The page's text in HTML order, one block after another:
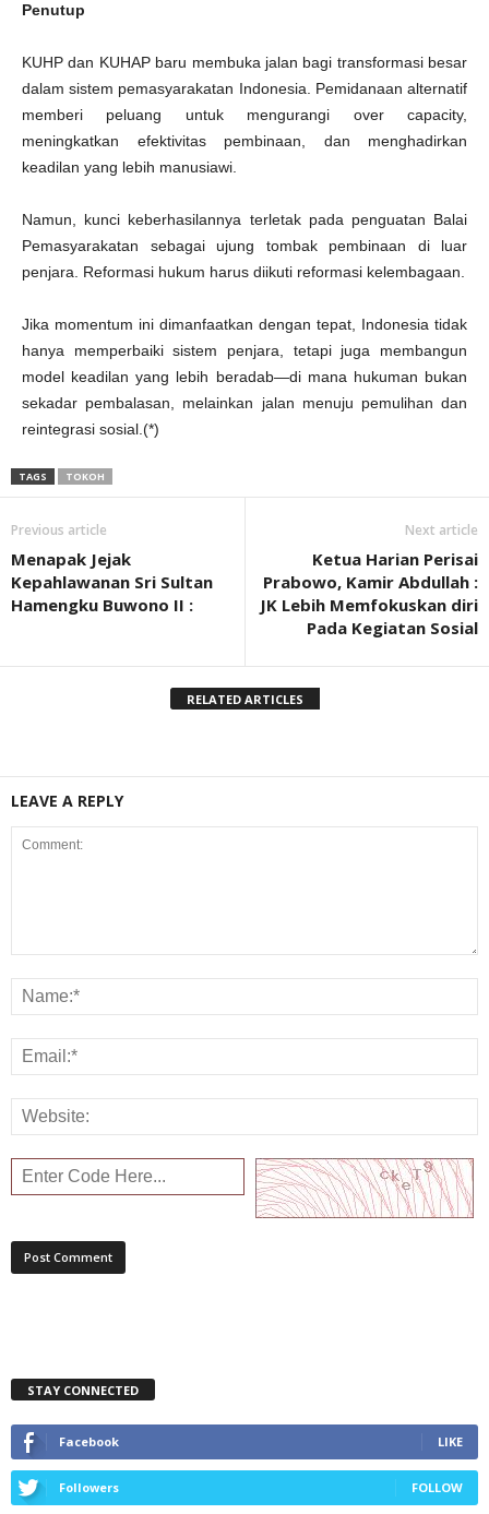
Penutup
KUHP dan KUHAP baru membuka jalan bagi transformasi besar
dalam sistem pemasyarakatan Indonesia. Pemidanaan alternatif
memberi peluang untuk mengurangi over capacity,
meningkatkan efektivitas pembinaan, dan menghadirkan
keadilan yang lebih manusiawi.
Namun, kunci keberhasilannya terletak pada penguatan Balai
Pemasyarakatan sebagai ujung tombak pembinaan di luar
penjara. Reformasi hukum harus diikuti reformasi kelembagaan.
Jika momentum ini dimanfaatkan dengan tepat, Indonesia tidak
hanya memperbaiki sistem penjara, tetapi juga membangun
model keadilan yang lebih beradab—di mana hukuman bukan
sekadar pembalasan, melainkan jalan menuju pemulihan dan
reintegrasi sosial.(*)
TAGS TOKOH
Previous article
Menapak Jejak
Kepahlawanan Sri Sultan
Hamengku Buwono II :
Next article
Ketua Harian Perisai
Prabowo, Kamir Abdullah :
JK Lebih Memfokuskan diri
Pada Kegiatan Sosial
RELATED ARTICLES
LEAVE A REPLY
STAY CONNECTED
Facebook LIKE
Followers FOLLOW